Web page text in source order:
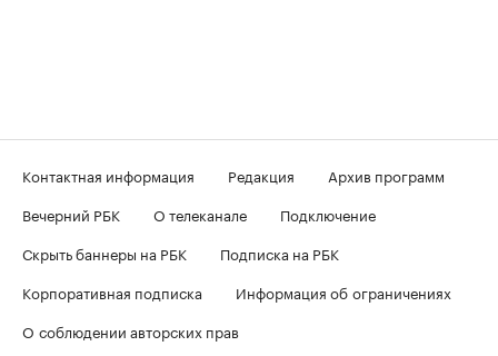
Контактная информация Редакция
Архив программ
Вечерний РБК
О телеканале
Подключение
Скрыть баннеры на РБК
Подписка на РБК
Корпоративная подписка
Информация об ограничениях
О соблюдении авторских прав